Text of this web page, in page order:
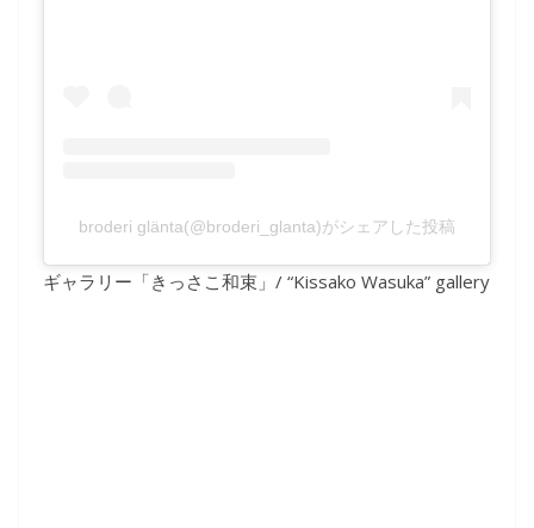
broderi glänta(@broderi_glanta)がシェアした投稿
ギャラリー「きっさこ和束」/ “Kissako Wasuka” gallery